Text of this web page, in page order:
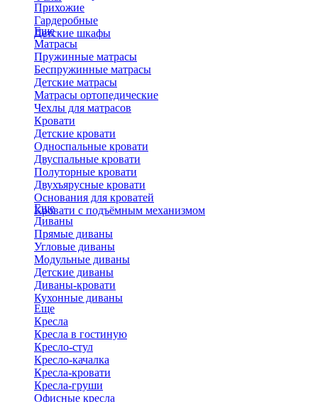
Прихожие
Гардеробные
Детские шкафы
Еще
Матрасы
Пружинные матрасы
Беспружинные матрасы
Детские матрасы
Матрасы ортопедические
Чехлы для матрасов
Кровати
Детские кровати
Односпальные кровати
Двуспальные кровати
Полуторные кровати
Двухъярусные кровати
Основания для кроватей
Кровати с подъёмным механизмом
Еще
Диваны
Прямые диваны
Угловые диваны
Модульные диваны
Детские диваны
Диваны-кровати
Кухонные диваны
Еще
Кресла
Кресла в гостиную
Кресло-стул
Кресло-качалка
Кресла-кровати
Кресла-груши
Офисные кресла